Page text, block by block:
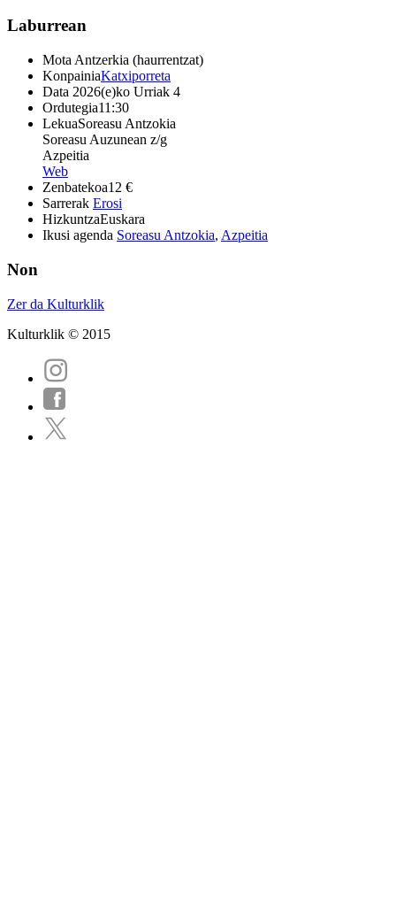
Laburrean
Mota Antzerkia (haurrentzat)
KonpainiaKatxiporreta
Data 2026(e)ko Urriak 4
Ordutegia11:30
LekuaSoreasu Antzokia
Soreasu Auzunean z/g
Azpeitia
Web
Zenbatekoa12 €
Sarrerak Erosi
HizkuntzaEuskara
Ikusi agenda Soreasu Antzokia, Azpeitia
Non
Zer da Kulturklik
Kulturklik © 2015